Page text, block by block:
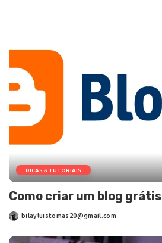
DICAS & TUTORIAIS
Como criar um blog grátis
bilayluistomas20@gmail.com